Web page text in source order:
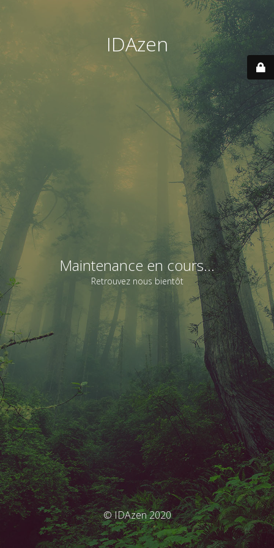
IDAzen
Maintenance en cours...
Retrouvez nous bientôt
© IDAzen 2020